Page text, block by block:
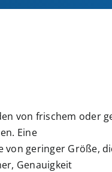
von frischem oder
Eine
geringer Größe,
Genauigkeit